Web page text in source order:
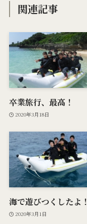
関連記事
卒業旅行、最高！
2020年3月18日
海で遊びつくしたよ！
2020年3月1日